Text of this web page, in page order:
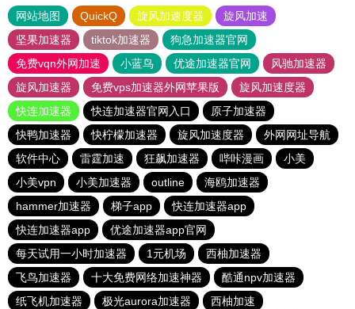
网站地图 QuickQ 旋风加速度器
旋风加速
坚果加速器
tiktok加速器
狗急加速器官网
免费vqn外网加速
小蓝鸟 优途加速器官网
风驰加速器
旋风加速器
免费vps加速器外网苹果版
旋风加速度器
快连加速器
快连加速器官网入口
原子加速器
快鸭加速器
快柠檬加速器 旋风加速度器
外网网址导航
软件中心
雷霆加速 狂飙加速器 哔咔漫画
小美
小美vpn
小美加速器 outline
海鸥加速器
hammer加速器
梯子app
快连加速器app
快连加速器app
优途加速器app官网
每天试用一小时加速器
1元机场
西柚加速器
飞鸟加速器
十大免费网络加速神器
酷通npv加速器
纸飞机加速器
极光aurora加速器
西柚加速